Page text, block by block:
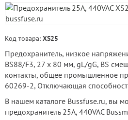
Код товара: XS25
Предохранитель, низкое
BS88/F3, 27 x 80 мм, gL/gG, BS
контакты, общее промышленное
60269-2, Отключающая
В нашем каталоге Bussfuse.ru, вы
предохранитель 25А, 440VAC